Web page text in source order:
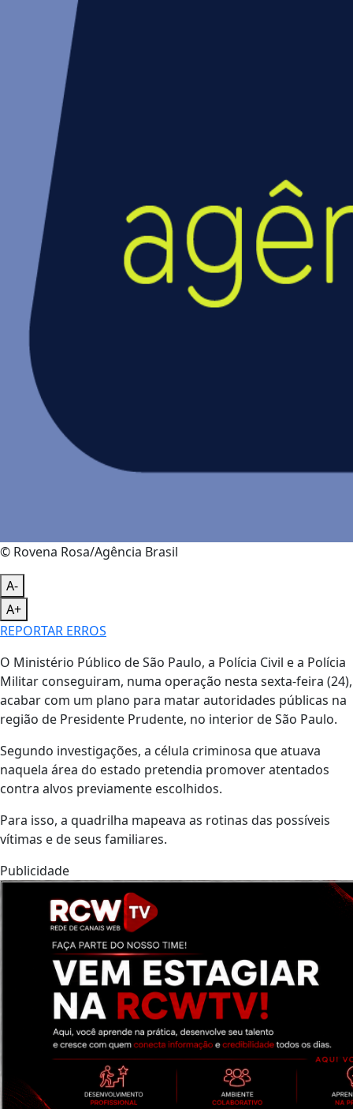
© Rovena Rosa/Agência Brasil
A-
A+
REPORTAR ERROS
O Ministério Público de São Paulo, a Polícia Civil e a Polícia
Militar conseguiram, numa operação nesta sexta-feira (24),
acabar com um plano para matar autoridades públicas na
região de Presidente Prudente, no interior de São Paulo.
Segundo investigações, a célula criminosa que atuava
naquela área do estado pretendia promover atentados
contra alvos previamente escolhidos.
Para isso, a quadrilha mapeava as rotinas das possíveis
vítimas e de seus familiares.
Publicidade